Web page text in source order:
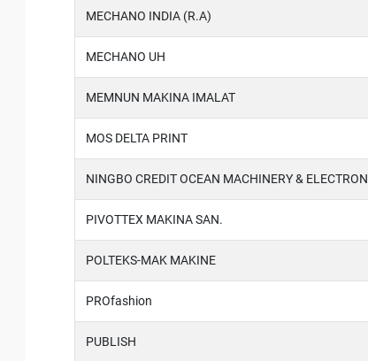
MECHANO INDIA (R.A)
MECHANO UH
MEMNUN MAKINA IMALAT
MOS DELTA PRINT
NINGBO CREDIT OCEAN MACHINERY & ELECTRON
PIVOTTEX MAKINA SAN.
POLTEKS-MAK MAKINE
PROfashion
PUBLISH